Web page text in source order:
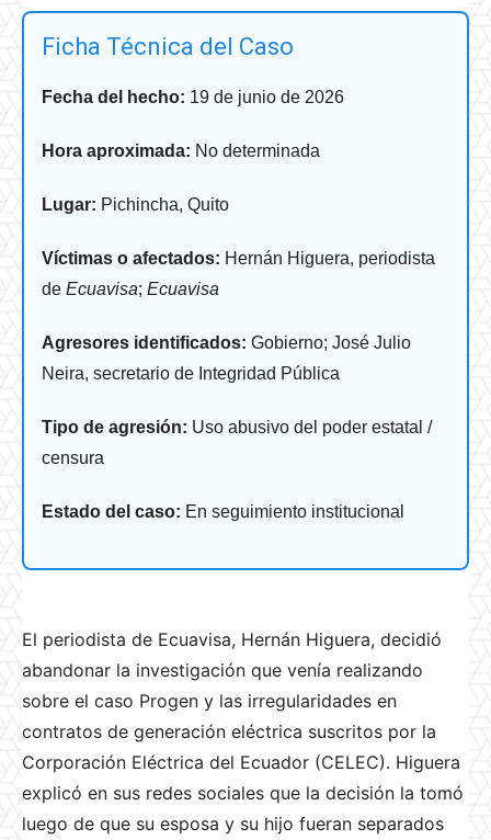
Ficha Técnica del Caso
Fecha del hecho: 19 de junio de 2026
Hora aproximada: No determinada
Lugar: Pichincha, Quito
Víctimas o afectados: Hernán Higuera, periodista
de Ecuavisa; Ecuavisa
Agresores identificados: Gobierno; José Julio
Neira, secretario de Integridad Pública
Tipo de agresión: Uso abusivo del poder estatal /
censura
Estado del caso: En seguimiento institucional
El periodista de Ecuavisa, Hernán Higuera, decidió
abandonar la investigación que venía realizando
sobre el caso Progen y las irregularidades en
contratos de generación eléctrica suscritos por la
Corporación Eléctrica del Ecuador (CELEC). Higuera
explicó en sus redes sociales que la decisión la tomó
luego de que su esposa y su hijo fueran separados